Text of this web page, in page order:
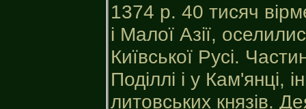
1374 р. 40 тисяч
і Малої Азії,
Київської Русі.
Поділлі і у Кам'янці,
литовських князів.